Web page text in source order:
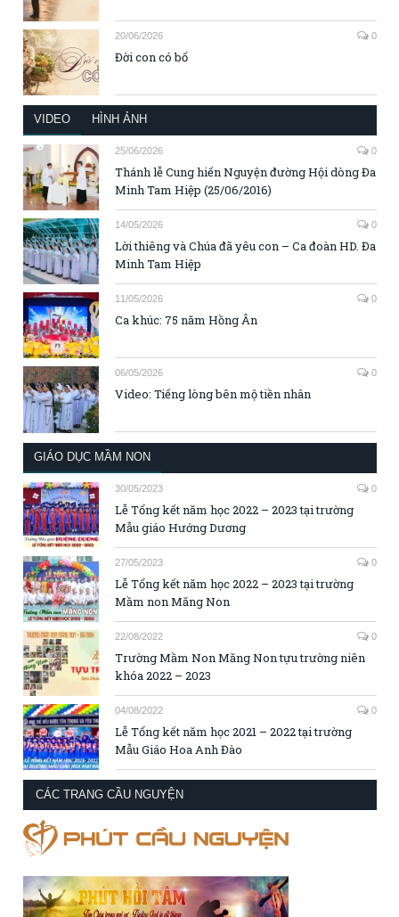
20/06/2026 0
Đời con có bố
VIDEO HÌNH ẢNH
25/06/2026 0
Thánh lễ Cung hiến Nguyện đường Hội dòng Đa
Minh Tam Hiệp (25/06/2016)
14/05/2026 0
Lời thiêng và Chúa đã yêu con – Ca đoàn HD. Đa
Minh Tam Hiệp
11/05/2026 0
Ca khúc: 75 năm Hồng Ân
06/05/2026 0
Video: Tiếng lòng bên mộ tiền nhân
GIÁO DỤC MẦM NON
30/05/2023 0
Lễ Tổng kết năm học 2022 – 2023 tại trường
Mẫu giáo Hướng Dương
27/05/2023 0
Lễ Tổng kết năm học 2022 – 2023 tại trường
Mầm non Măng Non
22/08/2022 0
Trường Mầm Non Măng Non tựu trường niên
khóa 2022 – 2023
04/08/2022 0
Lễ Tổng kết năm học 2021 – 2022 tại trường
Mẫu Giáo Hoa Anh Đào
CÁC TRANG CẦU NGUYỆN